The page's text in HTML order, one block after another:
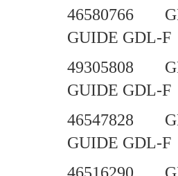
46580766
GUIDE
49305808
GUIDE
46547828
GUIDE